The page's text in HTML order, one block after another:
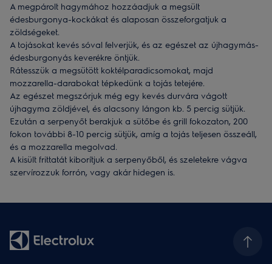
A megpárolt hagymához hozzáadjuk a megsült
édesburgonya-kockákat és alaposan összeforgatjuk a
zöldségeket.
A tojásokat kevés sóval felverjük, és az egészet az újhagymás-
édesburgonyás keverékre öntjük.
Rátesszük a megsütött koktélparadicsomokat, majd
mozzarella-darabokat tépkedünk a tojás tetejére.
Az egészet megszórjuk még egy kevés durvára vágott
újhagyma zöldjével, és alacsony lángon kb. 5 percig sütjük.
Ezután a serpenyőt berakjuk a sütőbe és grill fokozaton, 200
fokon további 8-10 percig sütjük, amíg a tojás teljesen összeáll,
és a mozzarella megolvad.
A kisült frittatát kiborítjuk a serpenyőből, és szeletekre vágva
szervírozzuk forrón, vagy akár hidegen is.